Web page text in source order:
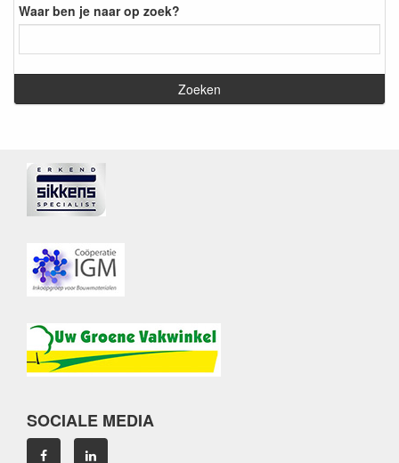
Waar ben je naar op zoek?
SOCIALE MEDIA